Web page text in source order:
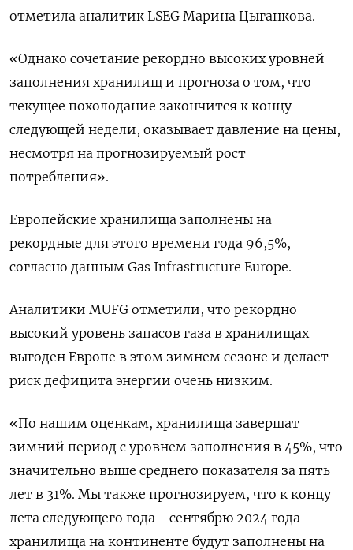
отметила аналитик LSEG Марина Цыганкова.
«Однако сочетание рекордно высоких уровней
заполнения хранилищ и прогноза о том, что
текущее похолодание закончится к концу
следующей недели, оказывает давление на цены,
несмотря на прогнозируемый рост
потребления».
Европейские хранилища заполнены на
рекордные для этого времени года 96,5%,
согласно данным Gas Infrastructure Europe.
Аналитики MUFG отметили, что рекордно
высокий уровень запасов газа в хранилищах
выгоден Европе в этом зимнем сезоне и делает
риск дефицита энергии очень низким.
«По нашим оценкам, хранилища завершат
зимний период с уровнем заполнения в 45%, что
значительно выше среднего показателя за пять
лет в 31%. Мы также прогнозируем, что к концу
лета следующего года - сентябрю 2024 года -
хранилища на континенте будут заполнены на